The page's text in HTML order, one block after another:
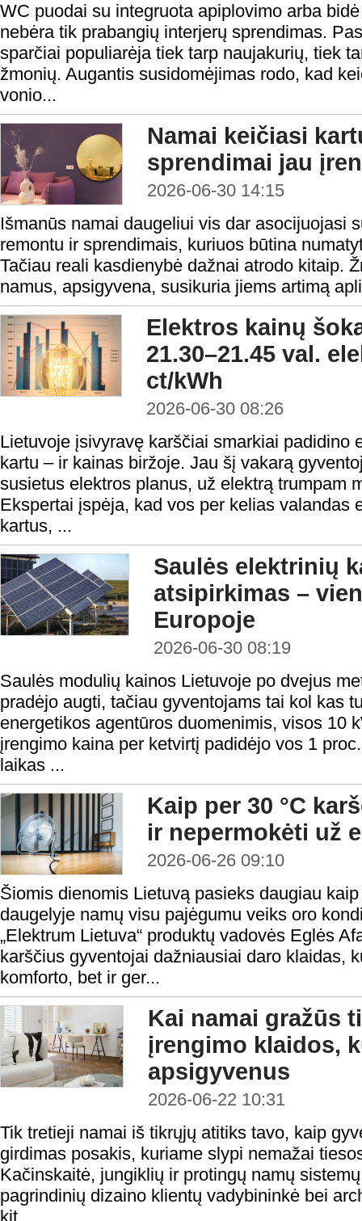
WC puodai su integruota apiplovimo arba
nebėra tik prabangių interjerų sprendimas.
sparčiai populiarėja tiek tarp naujakurių, tiek
žmonių. Augantis susidomėjimas rodo, kad
vonio...
Namai keičiasi
sprendimai jau
2026-06-30 14:15
Išmanūs namai daugeliui vis dar asocijuojasi
remontu ir sprendimais, kuriuos būtina
Tačiau reali kasdienybė dažnai atrodo kitaip.
namus, apsigyvena, susikuria jiems artimą
Elektros kainų
21.30–21.45 val.
ct/kWh
2026-06-30 08:26
Lietuvoje įsivyravę karščiai smarkiai padidino
kartu – ir kainas biržoje. Jau šį vakarą
susietus elektros planus, už elektrą trumpam
Ekspertai įspėja, kad vos per kelias valandas
kartus, ...
Saulės elektrinių
atsipirkimas –
Europoje
2026-06-30 08:19
Saulės modulių kainos Lietuvoje po dvejus
pradėjo augti, tačiau gyventojams tai kol kas
energetikos agentūros duomenimis, visos 10
įrengimo kaina per ketvirtį padidėjo vos 1
laikas ...
Kaip per 30 °C
ir nepermokėti už
2026-06-26 09:10
Šiomis dienomis Lietuvą pasieks daugiau
daugelyje namų visu pajėgumu veiks oro
„Elektrum Lietuva“ produktų vadovės Eglės
karščius gyventojai dažniausiai daro klaidas,
komforto, bet ir ger...
Kai namai gražūs
įrengimo klaidos,
apsigyvenus
2026-06-22 10:31
Tik tretieji namai iš tikrųjų atitiks tavo, kaip
girdimas posakis, kuriame slypi nemažai
Kačinskaitė, jungiklių ir protingų namų
pagrindinių dizaino klientų vadybininkė bei
kit...